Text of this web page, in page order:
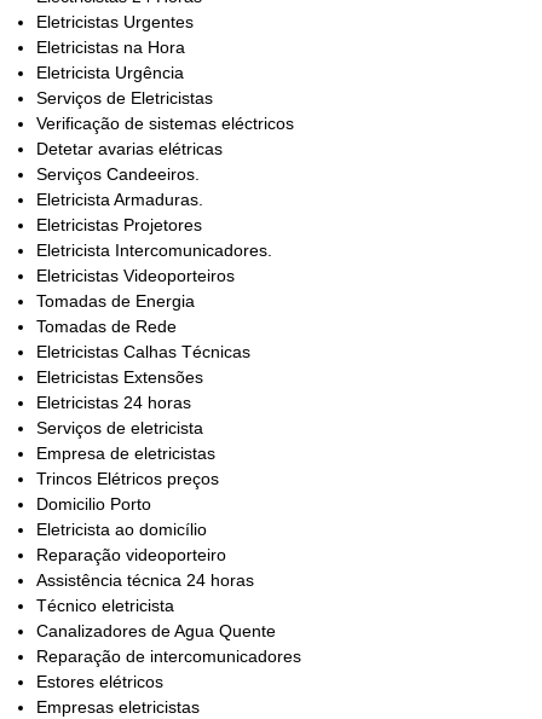
Eletricistas Urgentes
Eletricistas na Hora
Eletricista Urgência
Serviços de Eletricistas
Verificação de sistemas eléctricos
Detetar avarias elétricas
Serviços Candeeiros.
Eletricista Armaduras.
Eletricistas Projetores
Eletricista Intercomunicadores.
Eletricistas Videoporteiros
Tomadas de Energia
Tomadas de Rede
Eletricistas Calhas Técnicas
Eletricistas Extensões
Eletricistas 24 horas
Serviços de eletricista
Empresa de eletricistas
Trincos Elétricos preços
Domicilio Porto
Eletricista ao domicílio
Reparação videoporteiro
Assistência técnica 24 horas
Técnico eletricista
Canalizadores de Agua Quente
Reparação de intercomunicadores
Estores elétricos
Empresas eletricistas